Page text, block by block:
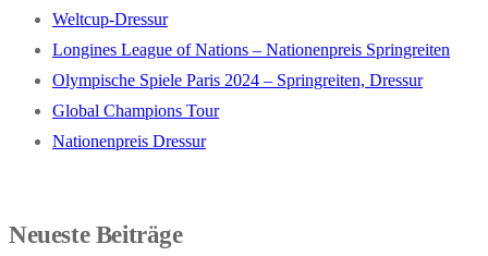
Weltcup-Dressur
Longines League of Nations – Nationenpreis Springreiten
Olympische Spiele Paris 2024 – Springreiten, Dressur
Global Champions Tour
Nationenpreis Dressur
Neueste Beiträge